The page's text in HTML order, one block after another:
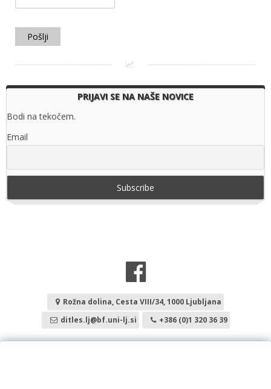
Pošlji
PRIJAVI SE NA NAŠE NOVICE
Bodi na tekočem.
Email
Rožna dolina, Cesta VIII/34, 1000 Ljubljana
ditles.lj@bf.uni-lj.si
+386 (0)1 320 36 39